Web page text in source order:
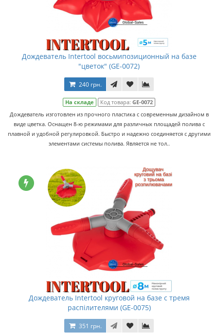
Дождеватель Intertool восьмипозиционный на базе
"цветок" (GE-0072)
240 грн.
На складе Код товара: GE-0072
Дождеватель изготовлен из прочного пластика с современным дизайном в
виде цветка. Оснащен 8-ю режимами для различных площадей полива с
плавной и удобной регулировкой. Быстро и надежно соединяется с другими
элементами системы полива. Является не тол..
Дождеватель Intertool круговой на базе с тремя
распілителями (GE-0075)
351 грн.